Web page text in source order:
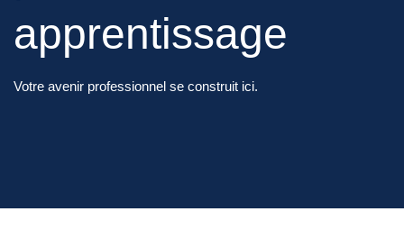
apprentissage
Votre avenir professionnel se construit ici.